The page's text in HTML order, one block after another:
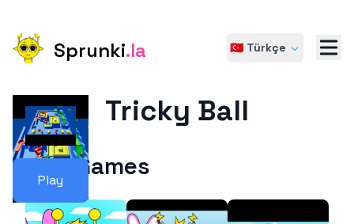
Sprunki.la 🇹🇷 Türkçe
Play
Tricky Ball
More Games